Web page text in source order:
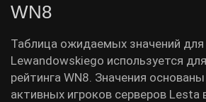
WN8
Таблица ожидаемых значений
Lewandowskiego используется
рейтинга WN8. Значения
активных игроков серверов Lesta